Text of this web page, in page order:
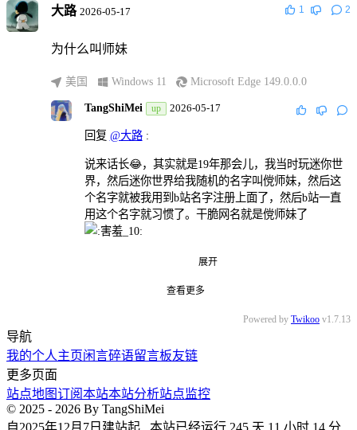
北京
TangShiMei
回复 @倪业烨 :
guancii已经得吃了很大一部分了😐
天津 Windows 11
TangShiMei up 2026-06-07
回复@倪业烨:
xiaozhu你是否可以正常加载头像
Windows 11
大路 2026-05-17 1 2
为什么叫师妹
美国 Windows 11 Microsoft Edge 149.0.0.0
TangShiMei up 2026-05-17
回复 @大路:
说来话长😂，其实就是19年那会儿，我当时玩迷你世
界，然后迷你世界给我随机的名字叫傥师妹，然后这
个名字就被我用到b站名字注册上面了，然后b站一直
用这个名字就习惯了。干脆网名就是傥师妹了
Harmony 6.1
2026-05-17
展开
查看更多
Powered by Twikoo v1.7.13
导航
我的个人主页闲言碎语留言板友链
更多页面
站点地图订阅本站本站分析站点监控
© 2025 - 2026 By TangShiMei